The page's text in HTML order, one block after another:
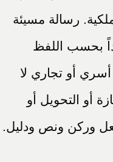
ملكية. رسالة مسيئة
بحسب اللفظ
أو تجاري لا
أو التحويل أو
وركن ونص ودليل.